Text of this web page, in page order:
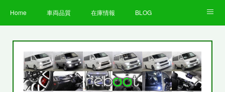
Home 車両品質 在庫情報 BLOG
お客様の声 STAFF 企業情報
プライバシーポリシー